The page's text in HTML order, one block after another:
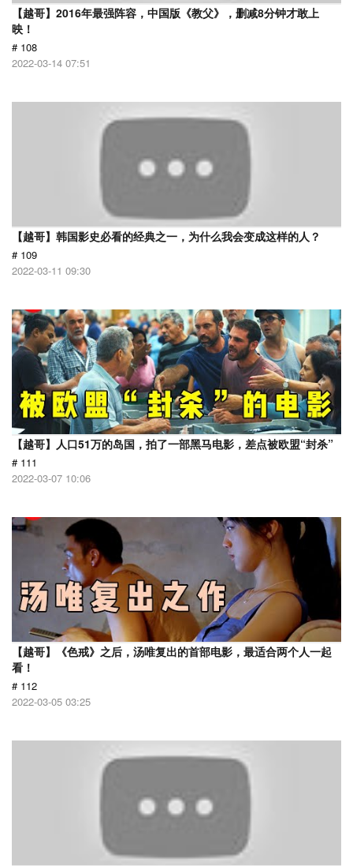
【越哥】2016年最强阵容，中国版《教父》，删减8分钟才敢上
映！
# 108
2022-03-14 07:51
【越哥】韩国影史必看的经典之一，为什么我会变成这样的人？
# 109
2022-03-11 09:30
【越哥】人口51万的岛国，拍了一部黑马电影，差点被欧盟“封杀”
# 111
2022-03-07 10:06
【越哥】《色戒》之后，汤唯复出的首部电影，最适合两个人一起
看！
# 112
2022-03-05 03:25